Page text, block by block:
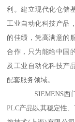
利。建立现代化仓储
工业自动化科技产品
的佳绩，凭高满意的
合作，只为能给中国
及工业自动化科技产
配套服务领域。
SIEMENS西门子
PLC产品以其稳定性